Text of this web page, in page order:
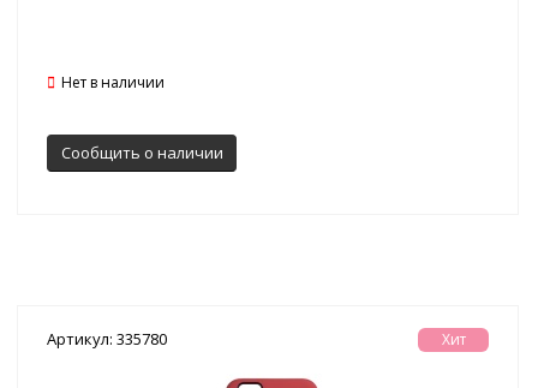
Нет в наличии
Сообщить о наличии
Артикул: 335780 Хит